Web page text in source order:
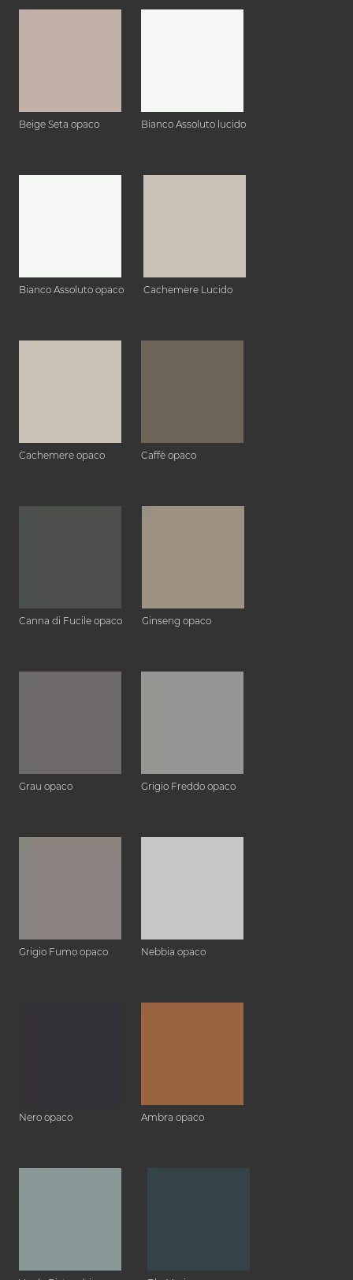
Beige Seta opaco Bianco Assoluto lucido
Bianco Assoluto opaco Cachemere Lucido
Cachemere opaco Caffè opaco
Canna di Fucile opaco Ginseng opaco
Grau opaco Grigio Freddo opaco
Grigio Fumo opaco Nebbia opaco
Nero opaco Ambra opaco